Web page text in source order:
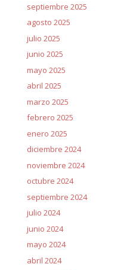
septiembre 2025
agosto 2025
julio 2025
junio 2025
mayo 2025
abril 2025
marzo 2025
febrero 2025
enero 2025
diciembre 2024
noviembre 2024
octubre 2024
septiembre 2024
julio 2024
junio 2024
mayo 2024
abril 2024